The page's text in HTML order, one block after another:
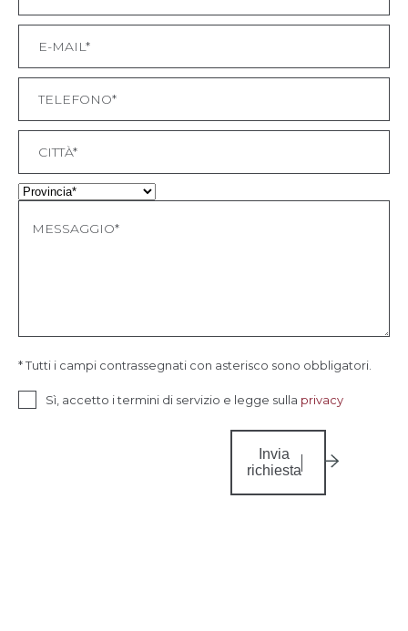
* Tutti i campi contrassegnati con asterisco sono obbligatori.
Sì, accetto i termini di servizio e legge sulla privacy
Invia
richiesta